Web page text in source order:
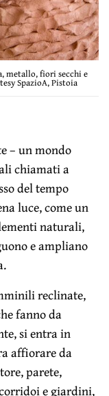
metallo, fiori secchi e
SpazioA, Pistoia
– un mondo
chiamati a
del tempo
luce, come un
naturali,
e ampliano
reclinate,
fanno da
si entra in
affiorare da
parete,
e giardini,